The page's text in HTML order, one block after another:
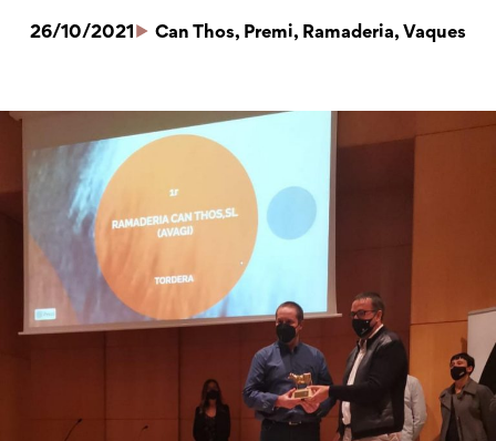
26/10/2021 Can Thos, Premi, Ramaderia, Vaques